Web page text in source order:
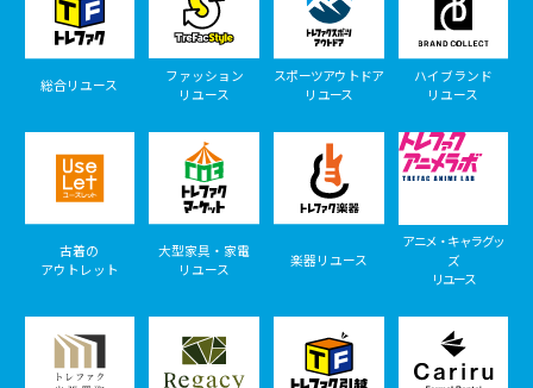
総合リユース
ファッション
リユース
スポーツアウトドア
リユース
ハイブランド
リユース
古着の
アウトレット
大型家具・家電
リユース
楽器リユース
アニメ・キャラグッ
ズ
リユース